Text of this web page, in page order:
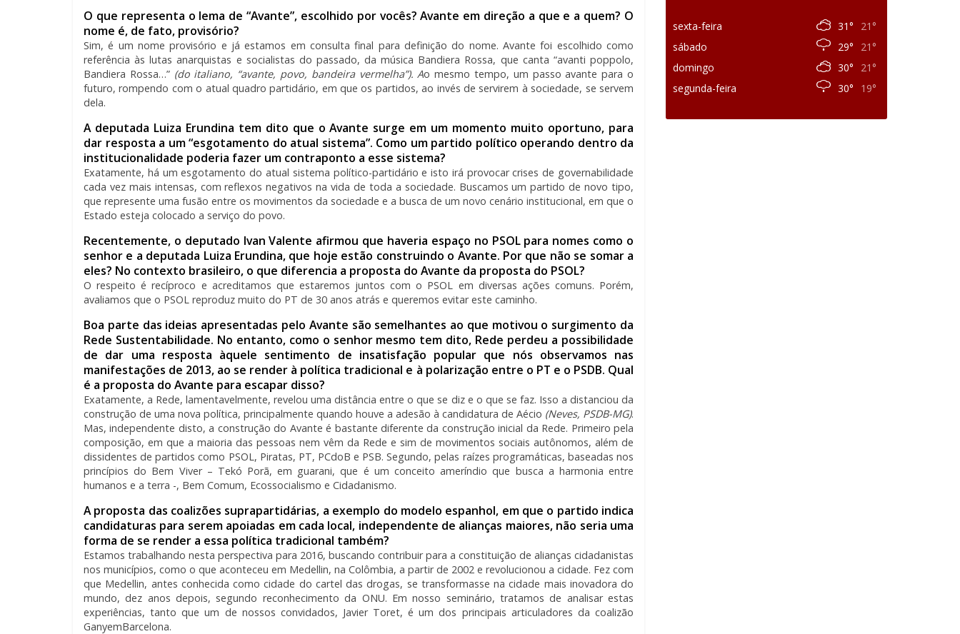
O que representa o lema de “Avante”, escolhido por vocês? Avante em direção a que e a quem? O
nome é, de fato, provisório?
Sim, é um nome provisório e já estamos em consulta final para definição do nome. Avante foi escolhido como
referência às lutas anarquistas e socialistas do passado, da música Bandiera Rossa, que canta “avanti poppolo,
Bandiera Rossa…” (do italiano, “avante, povo, bandeira vermelha”). Ao mesmo tempo, um passo avante para o
futuro, rompendo com o atual quadro partidário, em que os partidos, ao invés de servirem à sociedade, se servem
dela.
A deputada Luiza Erundina tem dito que o Avante surge em um momento muito oportuno, para
dar resposta a um “esgotamento do atual sistema”. Como um partido político operando dentro da
institucionalidade poderia fazer um contraponto a esse sistema?
Exatamente, há um esgotamento do atual sistema político-partidário e isto irá provocar crises de governabilidade
cada vez mais intensas, com reflexos negativos na vida de toda a sociedade. Buscamos um partido de novo tipo,
que represente uma fusão entre os movimentos da sociedade e a busca de um novo cenário institucional, em que o
Estado esteja colocado a serviço do povo.
Recentemente, o deputado Ivan Valente afirmou que haveria espaço no PSOL para nomes como o
senhor e a deputada Luiza Erundina, que hoje estão construindo o Avante. Por que não se somar a
eles? No contexto brasileiro, o que diferencia a proposta do Avante da proposta do PSOL?
O respeito é recíproco e acreditamos que estaremos juntos com o PSOL em diversas ações comuns. Porém,
avaliamos que o PSOL reproduz muito do PT de 30 anos atrás e queremos evitar este caminho.
Boa parte das ideias apresentadas pelo Avante são semelhantes ao que motivou o surgimento da
Rede Sustentabilidade. No entanto, como o senhor mesmo tem dito, Rede perdeu a possibilidade
de dar uma resposta àquele sentimento de insatisfação popular que nós observamos nas
manifestações de 2013, ao se render à política tradicional e à polarização entre o PT e o PSDB. Qual
é a proposta do Avante para escapar disso?
Exatamente, a Rede, lamentavelmente, revelou uma distância entre o que se diz e o que se faz. Isso a distanciou da
construção de uma nova política, principalmente quando houve a adesão à candidatura de Aécio (Neves, PSDB-MG).
Mas, independente disto, a construção do Avante é bastante diferente da construção inicial da Rede. Primeiro pela
composição, em que a maioria das pessoas nem vêm da Rede e sim de movimentos sociais autônomos, além de
dissidentes de partidos como PSOL, Piratas, PT, PCdoB e PSB. Segundo, pelas raízes programáticas, baseadas nos
princípios do Bem Viver – Tekó Porã, em guarani, que é um conceito ameríndio que busca a harmonia entre
humanos e a terra -, Bem Comum, Ecossocialismo e Cidadanismo.
A proposta das coalizões suprapartidárias, a exemplo do modelo espanhol, em que o partido indica
candidaturas para serem apoiadas em cada local, independente de alianças maiores, não seria uma
forma de se render a essa política tradicional também?
Estamos trabalhando nesta perspectiva para 2016, buscando contribuir para a constituição de alianças cidadanistas
nos municípios, como o que aconteceu em Medellin, na Colômbia, a partir de 2002 e revolucionou a cidade. Fez com
que Medellin, antes conhecida como cidade do cartel das drogas, se transformasse na cidade mais inovadora do
mundo, dez anos depois, segundo reconhecimento da ONU. Em nosso seminário, tratamos de analisar estas
experiências, tanto que um de nossos convidados, Javier Toret, é um dos principais articuladores da coalizão
GanyemBarcelona.
sexta-feira 31°
21°
sábado
29°
21°
domingo
30°
21°
segunda-feira
30° 19°